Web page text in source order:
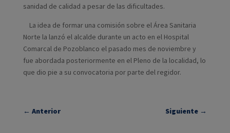
sanidad de calidad a pesar de las dificultades.
La idea de formar una comisión sobre el Área Sanitaria
Norte la lanzó el alcalde durante un acto en el Hospital
Comarcal de Pozoblanco el pasado mes de noviembre y
fue abordada posteriormente en el Pleno de la localidad, lo
que dio pie a su convocatoria por parte del regidor.
← Anterior Siguiente →